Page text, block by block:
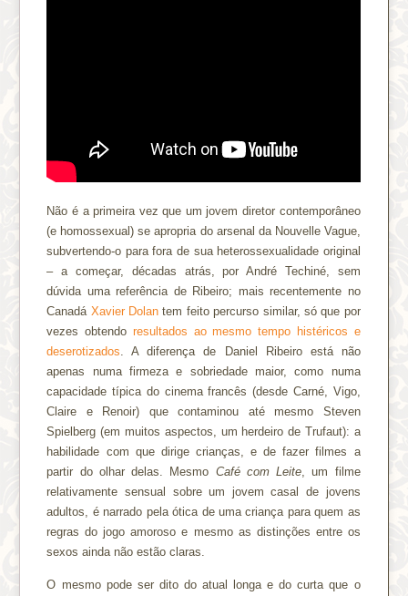
Não é a primeira vez que um jovem diretor contemporâneo
(e homossexual) se apropria do arsenal da Nouvelle Vague,
subvertendo-o para fora de sua heterossexualidade original
– a começar, décadas atrás, por André Techiné, sem
dúvida uma referência de Ribeiro; mais recentemente no
Canadá Xavier Dolan tem feito percurso similar, só que por
vezes obtendo resultados ao mesmo tempo histéricos e
deserotizados . A diferença de Daniel Ribeiro está não
apenas numa firmeza e sobriedade maior, como numa
capacidade típica do cinema francês (desde Carné, Vigo,
Claire e Renoir) que contaminou até mesmo Steven
Spielberg (em muitos aspectos, um herdeiro de Trufaut): a
habilidade com que dirige crianças, e de fazer filmes a
partir do olhar delas. Mesmo Café com Leite , um filme
relativamente sensual sobre um jovem casal de jovens
adultos, é narrado pela ótica de uma criança para quem as
regras do jogo amoroso e mesmo as distinções entre os
sexos ainda não estão claras.
O mesmo pode ser dito do atual longa e do curta que o